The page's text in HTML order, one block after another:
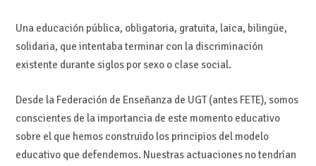
Una educación pública, obligatoria, gratuita, laica, bilingüe,
solidaria, que intentaba terminar con la discriminación
existente durante siglos por sexo o clase social.
Desde la Federación de Enseñanza de UGT (antes FETE), somos
conscientes de la importancia de este momento educativo
sobre el que hemos construido los principios del modelo
educativo que defendemos. Nuestras actuaciones no tendrían